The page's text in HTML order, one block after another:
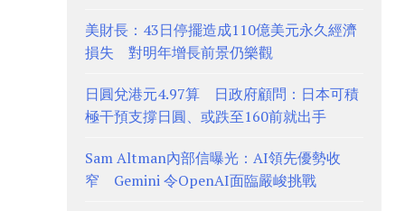
美財長：43日停擺造成110億美元永久經濟
損失 對明年增長前景仍樂觀
日圓兌港元4.97算 日政府顧問：日本可積
極干預支撐日圓、或跌至160前就出手
Sam Altman內部信曝光：AI領先優勢收
窄 Gemini 令OpenAI面臨嚴峻挑戰